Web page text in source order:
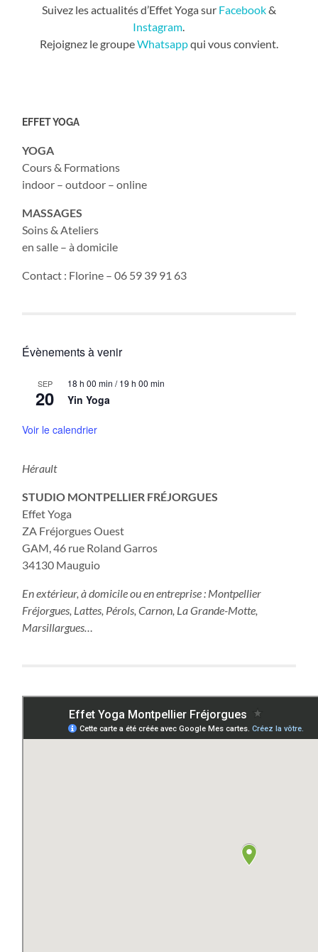
Suivez les actualités d’Effet Yoga sur Facebook&
Instagram
Rejoignez le groupeWhatsappqui vous convient.
EFFET YOGA
YOGA
Cours & Formations
indoor – outdoor – online
MASSAGES
Soins & Ateliers
en salle – à domicile
Contact : Florine – 06 59 39 91 63
Évènements à venir
SEP
20
18 h 00 min /19 h 00 min
Yin Yoga
Voir le calendrier
Hérault
STUDIO MONTPELLIER FRÉJORGUES
Effet Yoga
ZA Fréjorgues Ouest
GAM, 46 rue Roland Garros
34130 Mauguio
En extérieur, à domicile ou en entreprise : Montpellier
Fréjorgues, Lattes, Pérols, Carnon, La Grande-Motte,
Marsillargues…